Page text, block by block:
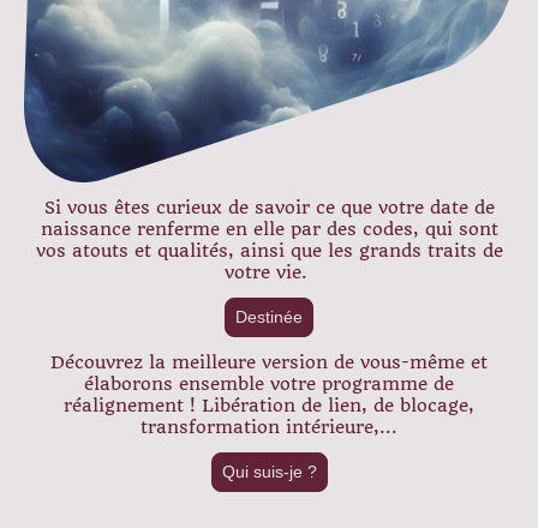
Si vous êtes curieux de savoir ce que votre date de
naissance renferme en elle par des codes, qui sont
vos atouts et qualités, ainsi que les grands traits de
votre vie.
Destinée
Qui suis-je ?
Découvrez la meilleure version de vous-même et
élaborons ensemble votre programme de
réalignement ! Libération de lien, de blocage,
transformation intérieure,...